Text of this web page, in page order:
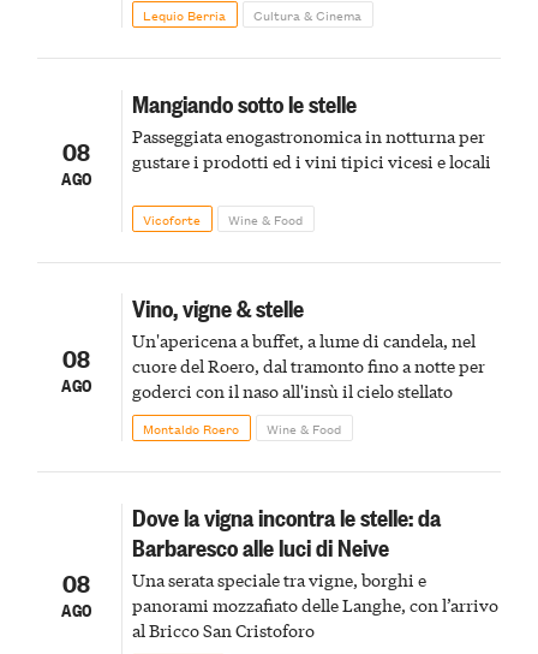
Lequio Berria Cultura & Cinema
08
AGO
Mangiando sotto le stelle
Passeggiata enogastronomica in notturna per
gustare i prodotti ed i vini tipici vicesi e locali
Vicoforte Wine & Food
08
AGO
Vino, vigne & stelle
Un'apericena a buffet, a lume di candela, nel
cuore del Roero, dal tramonto fino a notte per
goderci con il naso all'insù il cielo stellato
Montaldo Roero Wine & Food
08
AGO
Dove la vigna incontra le stelle: da
Barbaresco alle luci di Neive
Una serata speciale tra vigne, borghi e
panorami mozzafiato delle Langhe, con l’arrivo
al Bricco San Cristoforo